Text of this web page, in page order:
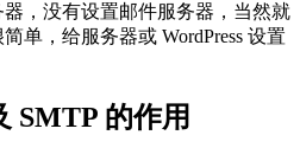
，没有设置邮件服务器，当然就
单，给服务器或 WordPress 设置
SMTP 的作用